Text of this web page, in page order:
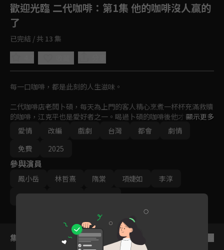
歡迎光臨 二代咖啡 ：第1集 他的咖啡沒人贏的
了
已完結 / 共 13 集
每一口咖啡，都是此刻的人生滋味。
二代咖啡店老闆卜碩，每天為上門的客人精心烹煮一杯杯充滿救贖
的咖啡，江克平也是愛好者之一。喝過卜碩的咖啡後他才明白，咖
啡，有種讓人產生幸福的魔力，他就此踏進咖啡世界，立志要成為
一名能帶給別人幸福感的咖啡師，要做出屬於江克平的咖啡！
平，期盼他能青出於藍。一切看似平穩，突然有人對逐漸闖出名堂
的克平招手，邀請他去新咖啡店高就。克平被挖角了！？卜碩又要
顯示更多
愛情
改編 戲劇 台灣 都會
劇情
免費
2025
參與演員
鳳小岳 林哲熹 隋棠 項婕如
李淳
夏于喬
安心亞 蔡昌憲
集數列表